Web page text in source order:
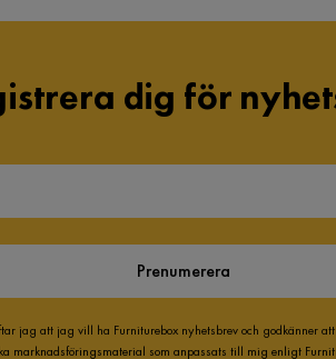
dig för
Prenumerera
jag att jag vill ha Furniturebox nyhetsbrev och godkänner
marknadsföringsmaterial som anpassats till mig enligt